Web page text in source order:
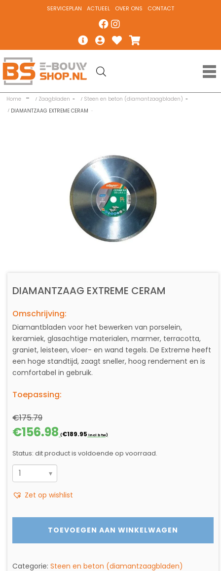
SERVICEPLAN ACTUEEL OVER ONS CONTACT
Home Zaagbladen
Steen en beton (diamantzaagbladen)
DIAMANTZAAG EXTREME CERAM
DIAMANTZAAG EXTREME CERAM
Omschrijving:
Diamantbladen voor het bewerken van porselein,
keramiek, glasachtige materialen, marmer, terracotta,
graniet, leisteen, vloer- en wand tegels. De Extreme heeft
een hoge standtijd, zaagt sneller, hoog rendement en is
comfortabel in gebruik.
Toepassing:
€175.79
Oorspronkelijke
prijs
€175.79.
€156.98prijs
€156.98.
(€189.95 incl btw)
Status: dit product is voldoende op voorraad.
DIAMANTZAAG
CERAM
Zet op wishlist
TOEVOEGEN AAN WINKELWAGEN
Categorie: Steen en beton (diamantzaagbladen)